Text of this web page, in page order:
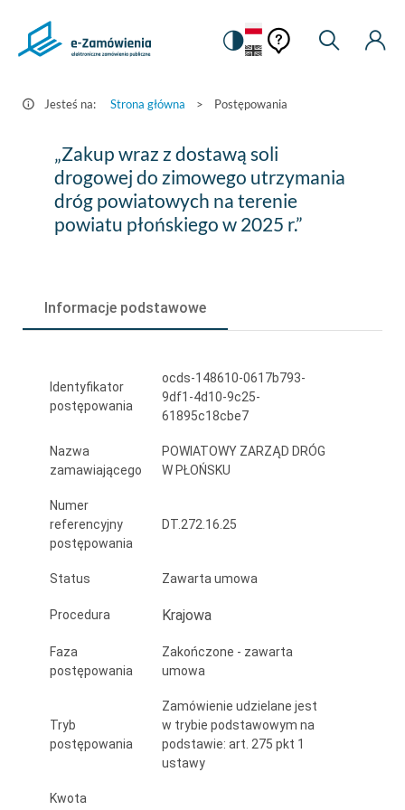
Postępowania
Zamówienia.gov.pl
Zmiana
na
kontrastową
Pomoc
kontekstowa
Pomoc
Moje
Jesteś na: Strona główna > Postępowania
„Zakup
wraz
dostawą
drogowej
do
utrzymania
powiatowych
terenie
powiatu
płońskiego
2025
„Zakup wraz z dostawą soli
drogowej do zimowego utrzymania
dróg powiatowych na terenie
powiatu płońskiego w 2025 r.”
Informacje podstawowe
Identyfikator
postępowania
ocds-148610-0617b793-
9df1-4d10-9c25-
61895c18cbe7
Nazwa
zamawiającego
POWIATOWY ZARZĄD DRÓG
W PŁOŃSKU
Numer
referencyjny
postępowania
DT.272.16.25
Status Zawarta umowa
Procedura Krajowa
Faza
postępowania
Zakończone - zawarta
umowa
Tryb
postępowania
Zamówienie udzielane jest
w trybie podstawowym na
podstawie: art. 275 pkt 1
ustawy
Kwota